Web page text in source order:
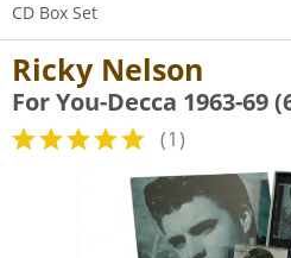
CD Box Set
Ricky Nelson
For You-Decca 1963-69
(1)